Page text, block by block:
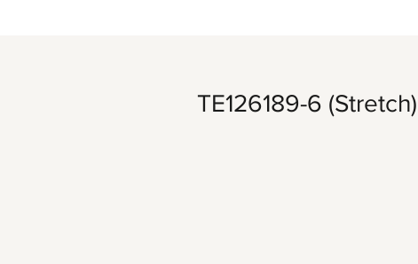
TE126189-6 (Stretch)